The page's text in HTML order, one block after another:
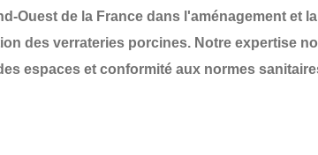
Ouest de la France dans l'aménagement et la
des verrateries porcines. Notre expertise
espaces et conformité aux normes